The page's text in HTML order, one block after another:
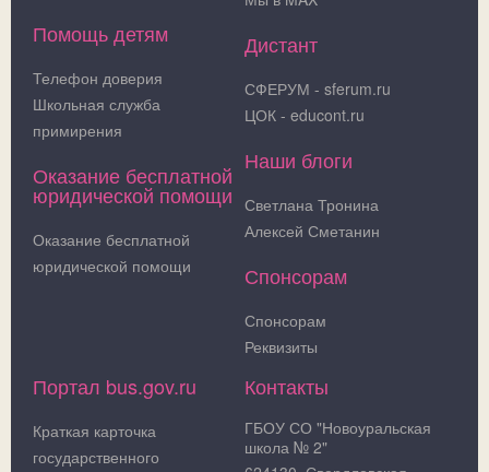
Помощь детям
Телефон доверия
Школьная служба
примирения
Оказание бесплатной
юридической помощи
Оказание бесплатной
юридической помощи
Дистант
СФЕРУМ - sferum.ru
ЦОК - educont.ru
Наши блоги
Светлана Тронина
Алексей Сметанин
Спонсорам
Спонсорам
Реквизиты
Портал bus.gov.ru
Краткая карточка
государственного
Контакты
ГБОУ СО "Новоуральская
школа № 2"